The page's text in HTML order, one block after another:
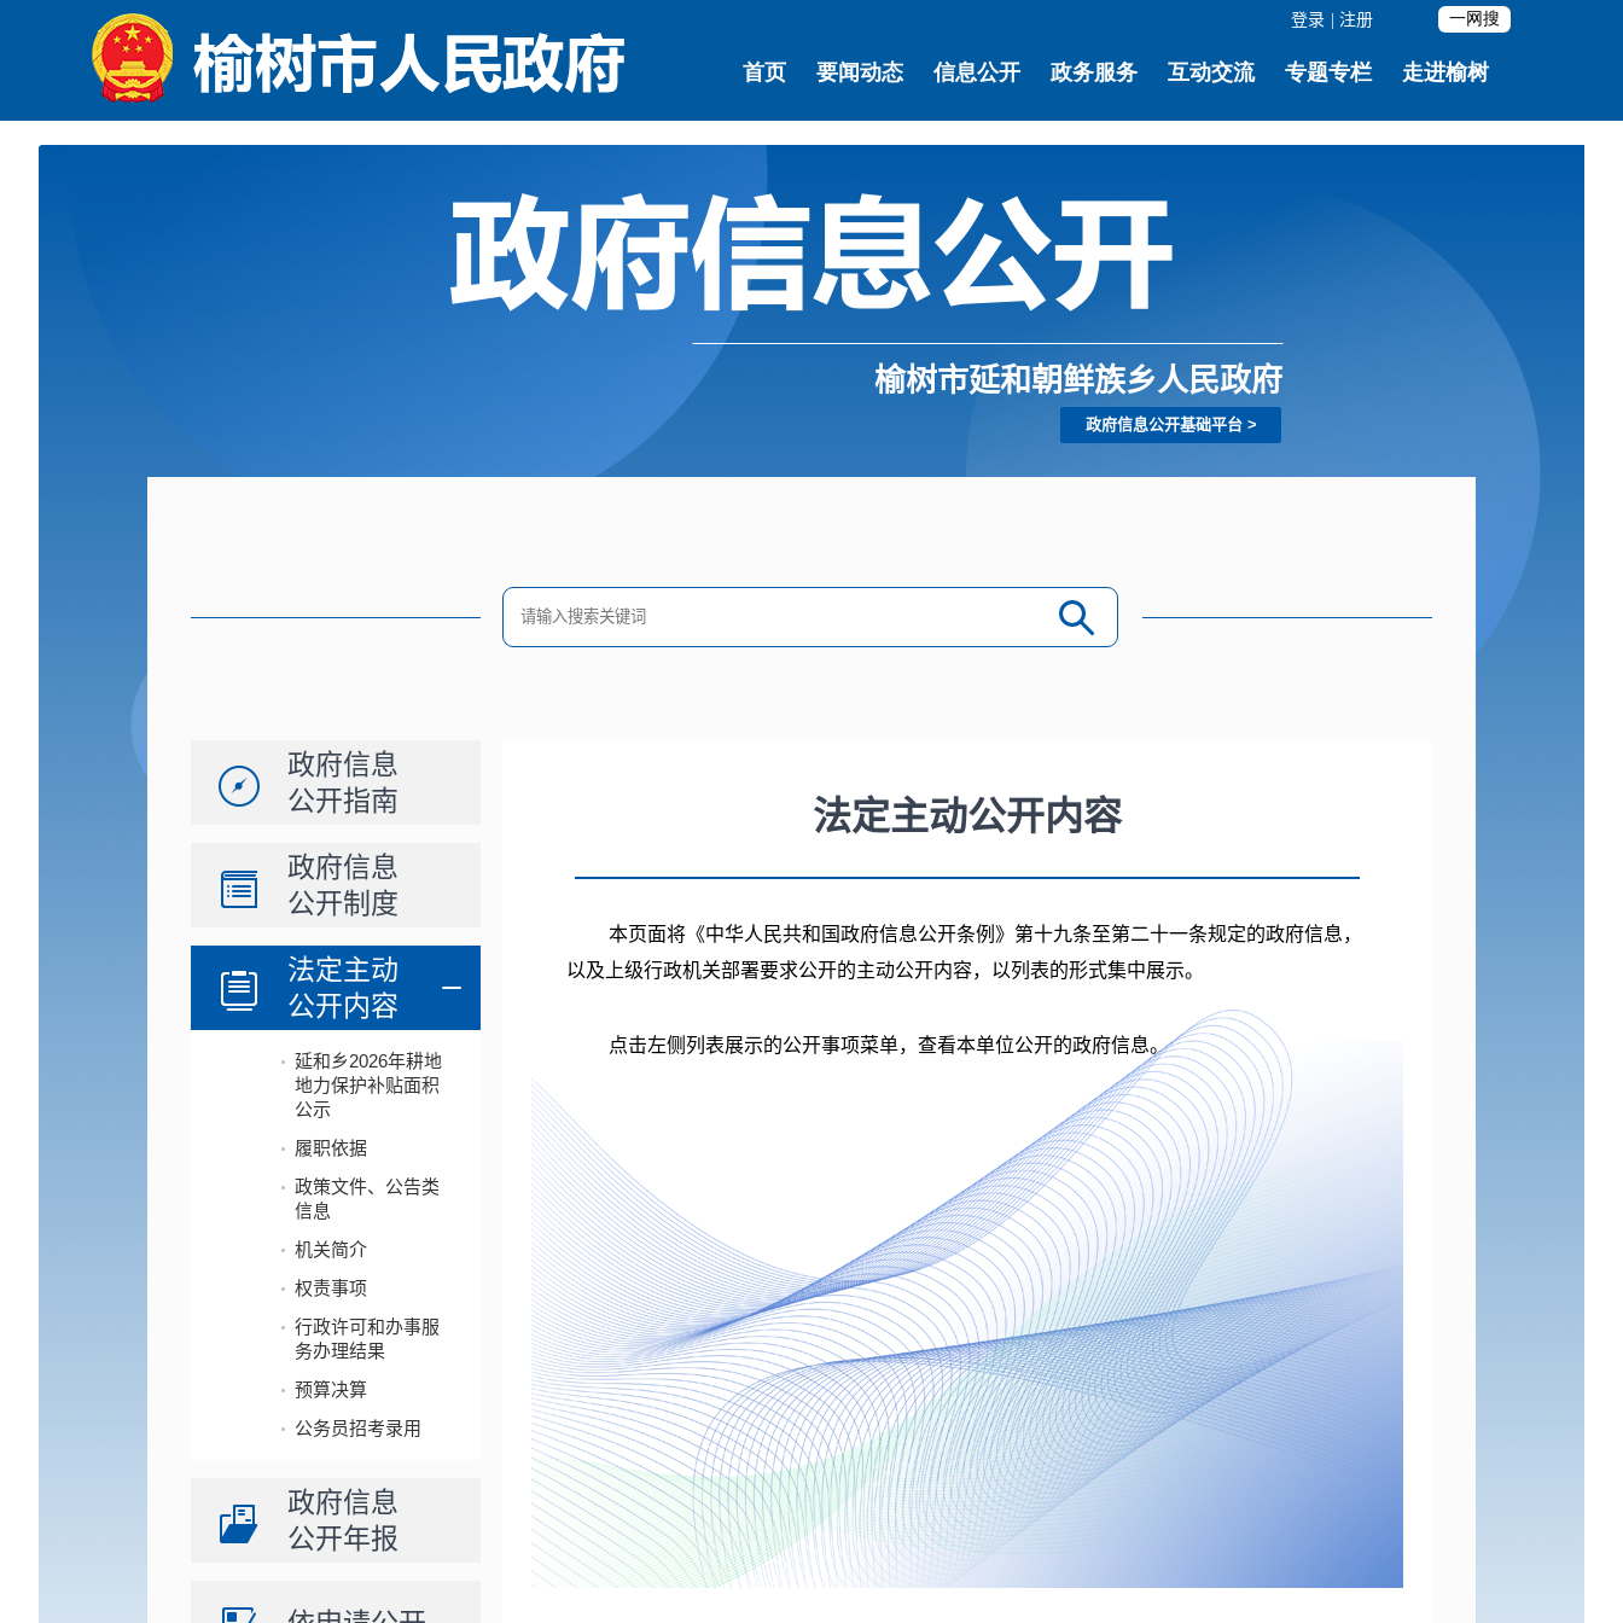
登录 注册
榆树市延和朝鲜族乡人民政府
政府信息公开基础平台>
政府信息
公开指南
政府信息
公开制度
法定主动
公开内容
延和乡2026年耕地
地力保护补贴面积
公示
履职依据
政策文件、公告类
信息
机关简介
权责事项
行政许可和办事服
务办理结果
预算决算
公务员招考录用
政府信息
公开年报
法定主动公开内容
本页面将《中华人民共和国政府信息公开条例》第十九条至第二十一条规定的政府信息，
以及上级行政机关部署要求公开的主动公开内容，以列表的形式集中展示。
点击左侧列表展示的公开事项菜单，查看本单位公开的政府信息。